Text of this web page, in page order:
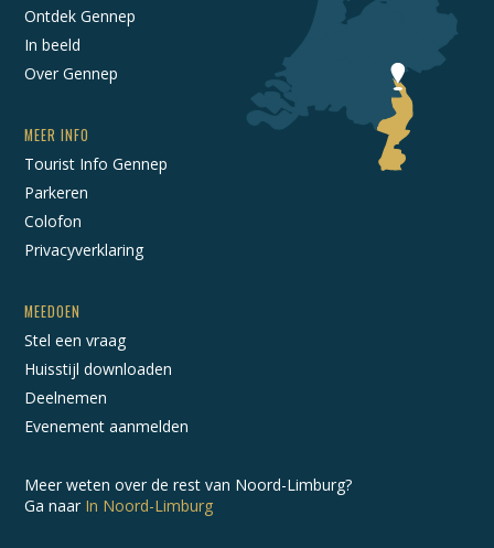
Ontdek Gennep
In beeld
Over Gennep
MEER INFO
Tourist Info Gennep
Parkeren
Colofon
Privacyverklaring
MEEDOEN
Stel een vraag
Huisstijl downloaden
Deelnemen
Evenement aanmelden
Meer weten over de rest van Noord-Limburg?
Ga naar In Noord-Limburg